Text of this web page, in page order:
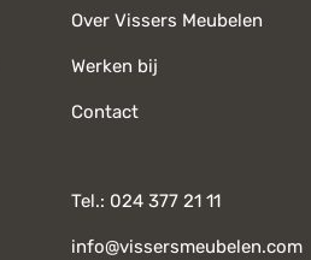
Over Vissers Meubelen
Werken bij
Contact
Tel.: 024 377 21 11
info@vissersmeubelen.com